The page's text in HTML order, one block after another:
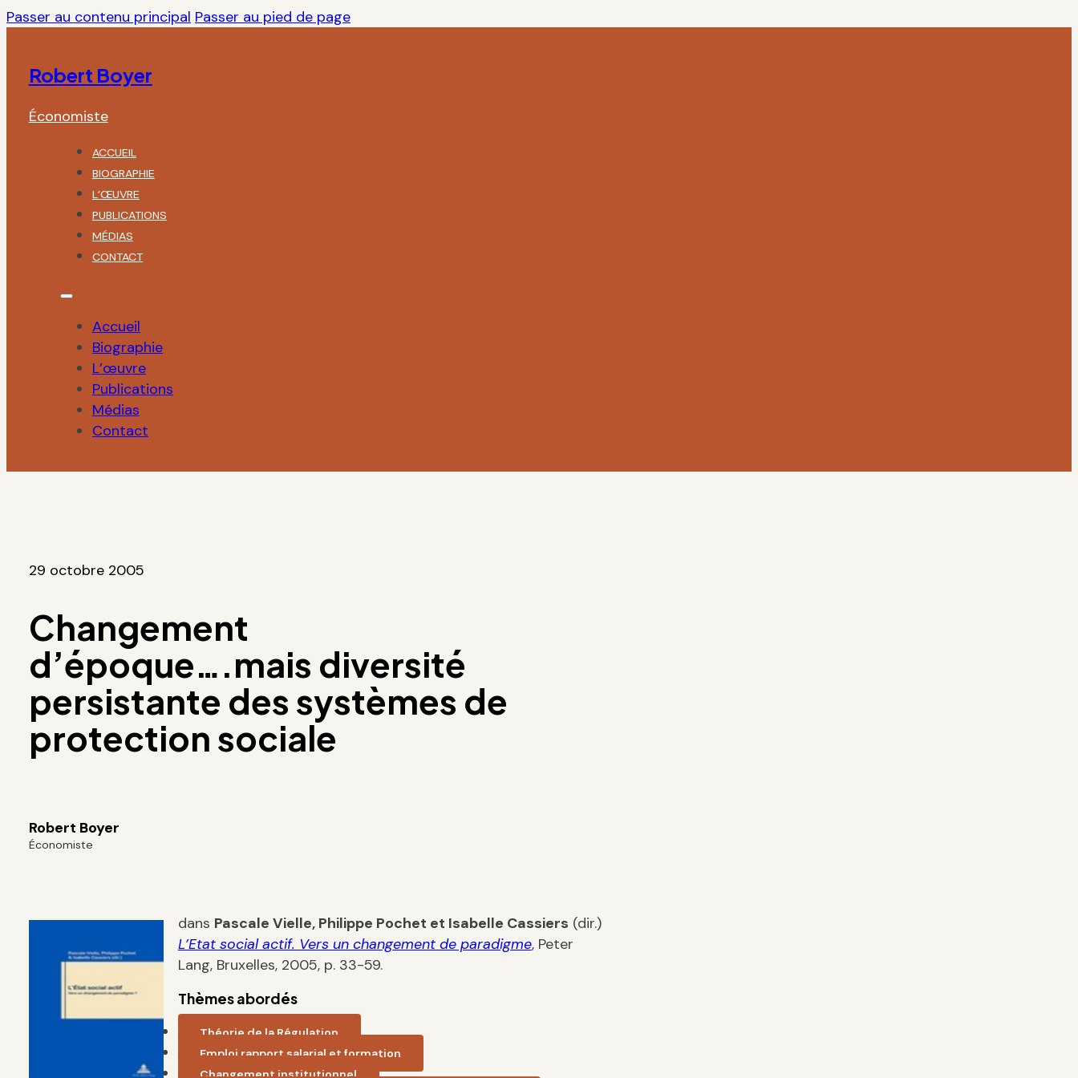
Passer au contenu principal Passer au pied de page
Robert Boyer
Économiste
ACCUEIL
BIOGRAPHIE
L’ŒUVRE
PUBLICATIONS
MÉDIAS
CONTACT
Accueil
Biographie
L’œuvre
Publications
Médias
Contact
29 octobre 2005
Changement
d’époque….mais diversité
persistante des systèmes de
protection sociale
Robert Boyer
Économiste
dans Pascale Vielle, Philippe Pochet et Isabelle Cassiers (dir.)
L’Etat social actif. Vers un changement de paradigme, Peter
Lang, Bruxelles, 2005, p. 33-59.
Thèmes abordés
Théorie de la Régulation
Emploi,rapport salarial et formation
Changement institutionnel